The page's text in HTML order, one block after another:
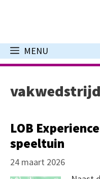
inhoud
MENU
LOB
speeltuin
24 maart 2026